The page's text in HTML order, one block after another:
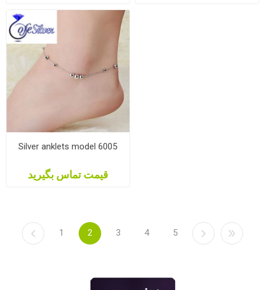
Silver anklets model 6005
قیمت تماس بگیرید
1 2 3 4 5